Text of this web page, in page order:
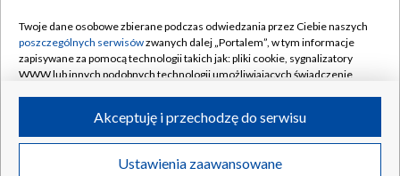
Rada Programowa
System NOS
Informacje o nadawcy
Program dla prasy
Kontakt
Kanały
©2026 Telewizja Polska S.A. w likwidacji
Twoje dane osobowe zbierane podczas odwiedzania przez Ciebie naszych
poszczególnych serwisówzwanych dalej „Portalem”, w tym informacje
zapisywane za pomocą technologii takich jak: pliki cookie, sygnalizatory
WWW lub innych podobnych technologii umożliwiających świadczenie
ruchu w Internecie.
Twoje dane osobowe zbierane podczas odwiedzania przez Ciebie
poszczególnych serwisówna Portalu, takie jak adresy IP, identyfikatory
Ustawienia zaawansowane
Akceptuję i przechodzę do serwisu